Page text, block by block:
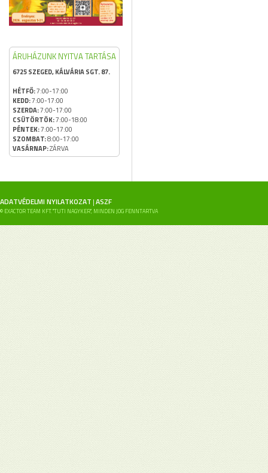
ÁRUHÁZUNK NYITVA TARTÁSA
6725 SZEGED, KÁLVÁRIA SGT. 87.
HÉTFŐ:7:00-17:00
KEDD:7:00-17:00
SZERDA:7:00-17:00
CSÜTÖRTÖK:7:00-18:00
PÉNTEK:7:00-17:00
SZOMBAT:8:00-17:00
VASÁRNAP:ZÁRVA
ADATVÉDELMI NYILATKOZAT |ASZF
© EXACTOR TEAM KFT. "TUTI NAGYKER", MINDEN JOG FENNTARTVA